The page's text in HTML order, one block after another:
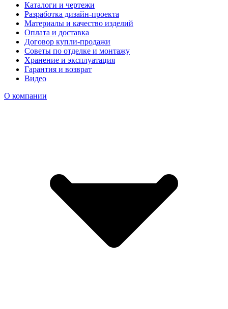
Каталоги и чертежи
Разработка дизайн-проекта
Материалы и качество изделий
Оплата и доставка
Договор купли-продажи
Советы по отделке и монтажу
Хранение и эксплуатация
Гарантия и возврат
Видео
О компании